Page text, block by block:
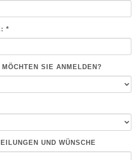
*
SIE ANMELDEN?
UND WÜNSCHE